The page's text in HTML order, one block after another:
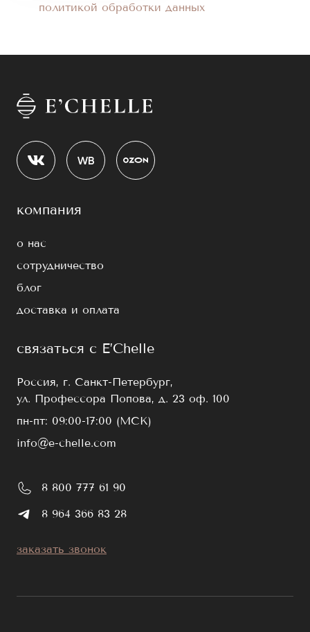
политикой обработки данных
компания
о нас
сотрудничество
блог
доставка и оплата
связаться с E’Chelle
Россия, г. Санкт-Петербург,
ул. Профессора Попова, д. 23 оф. 100
пн-пт: 09:00-17:00 (МСК)
info@e-chelle.com
8 800 777 61 90
8 964 366 83 28
заказать звонок